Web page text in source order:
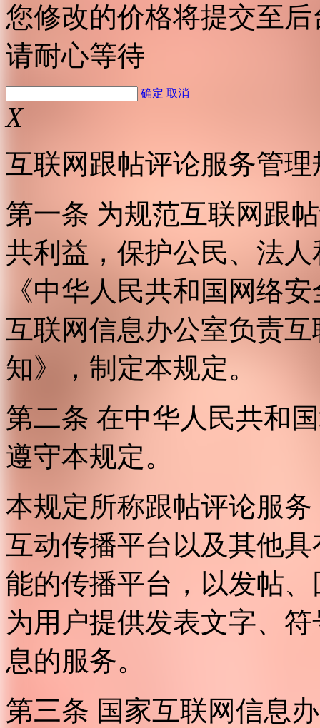
您修改的价格将提交至
请耐心等待
确定 取消
X
互联网跟帖评论服务管理
第一条 为规范互联网跟
共利益，保护公民、法
《中华人民共和国网络
互联网信息办公室负责
知》，制定本规定。
第二条 在中华人民共和
遵守本规定。
本规定所称跟帖评论服
互动传播平台以及其他
能的传播平台，以发帖
为用户提供发表文字、
息的服务。
第三条 国家互联网信息